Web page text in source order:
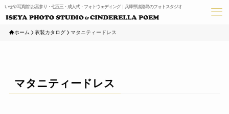
いせや写真館 | お宮参り・七五三・成人式・フォトウェディング｜兵庫県淡路島のフォトスタジオ
ホーム 衣装カタログ マタニティードレス
マタニティードレス